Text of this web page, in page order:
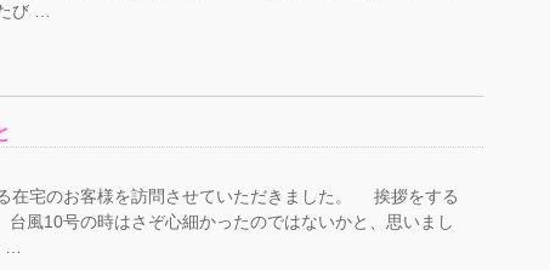
び …
在宅のお客様を訪問させていただきました。 挨拶をする
風10号の時はさぞ心細かったのではないかと、思いまし